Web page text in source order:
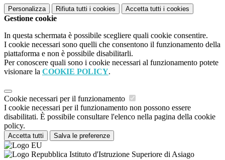
Personalizza Rifiuta tutti i cookies Accetta tutti i cookies
Gestione cookie
In questa schermata è possibile scegliere quali cookie consentire.
I cookie necessari sono quelli che consentono il funzionamento della
piattaforma e non è possibile disabilitarli.
Per conoscere quali sono i cookie necessari al funzionamento potete
visionare la COOKIE POLICY.
Cookie necessari per il funzionamento
I cookie necessari per il funzionamento non possono essere
disabilitati. È possibile consultare l'elenco nella pagina della cookie
policy.
Accetta tutti Salva le preferenze
Istituto d'Istruzione Superiore di Asiago